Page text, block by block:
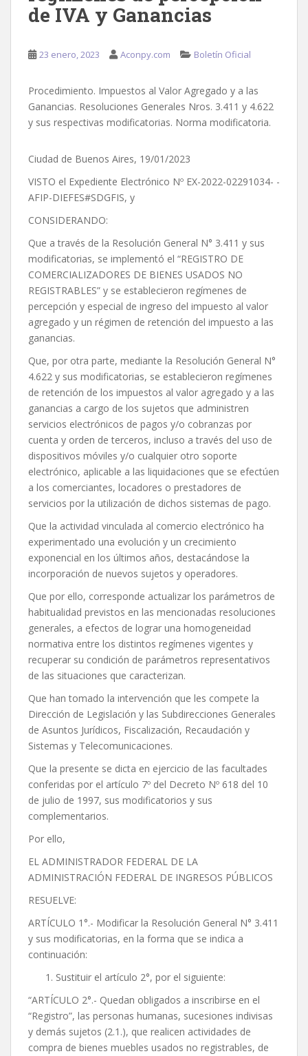
de IVA y Ganancias
23 enero, 2023 Aconpy.com Boletín Oficial
Procedimiento. Impuestos al Valor Agregado y a las
Ganancias. Resoluciones Generales Nros. 3.411 y 4.622
y sus respectivas modificatorias. Norma modificatoria.
Ciudad de Buenos Aires, 19/01/2023
VISTO el Expediente Electrónico Nº EX-2022-02291034- -
AFIP-DIEFES#SDGFIS, y
CONSIDERANDO:
Que a través de la Resolución General N° 3.411 y sus
modificatorias, se implementó el “REGISTRO DE
COMERCIALIZADORES DE BIENES USADOS NO
REGISTRABLES” y se establecieron regímenes de
percepción y especial de ingreso del impuesto al valor
agregado y un régimen de retención del impuesto a las
ganancias.
Que, por otra parte, mediante la Resolución General N°
4.622 y sus modificatorias, se establecieron regímenes
de retención de los impuestos al valor agregado y a las
ganancias a cargo de los sujetos que administren
servicios electrónicos de pagos y/o cobranzas por
cuenta y orden de terceros, incluso a través del uso de
dispositivos móviles y/o cualquier otro soporte
electrónico, aplicable a las liquidaciones que se efectúen
a los comerciantes, locadores o prestadores de
servicios por la utilización de dichos sistemas de pago.
Que la actividad vinculada al comercio electrónico ha
experimentado una evolución y un crecimiento
exponencial en los últimos años, destacándose la
incorporación de nuevos sujetos y operadores.
Que por ello, corresponde actualizar los parámetros de
habitualidad previstos en las mencionadas resoluciones
generales, a efectos de lograr una homogeneidad
normativa entre los distintos regímenes vigentes y
recuperar su condición de parámetros representativos
de las situaciones que caracterizan.
Que han tomado la intervención que les compete la
Dirección de Legislación y las Subdirecciones Generales
de Asuntos Jurídicos, Fiscalización, Recaudación y
Sistemas y Telecomunicaciones.
Que la presente se dicta en ejercicio de las facultades
conferidas por el artículo 7º del Decreto Nº 618 del 10
de julio de 1997, sus modificatorios y sus
complementarios.
Por ello,
EL ADMINISTRADOR FEDERAL DE LA
ADMINISTRACIÓN FEDERAL DE INGRESOS PÚBLICOS
RESUELVE:
ARTÍCULO 1°.- Modificar la Resolución General N° 3.411
y sus modificatorias, en la forma que se indica a
continuación:
Sustituir el artículo 2°, por el siguiente:
“ARTÍCULO 2°.- Quedan obligados a inscribirse en el
“Registro”, las personas humanas, sucesiones indivisas
y demás sujetos (2.1.), que realicen actividades de
compra de bienes muebles usados no registrables, de